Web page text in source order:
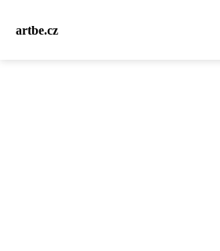
artbe.cz